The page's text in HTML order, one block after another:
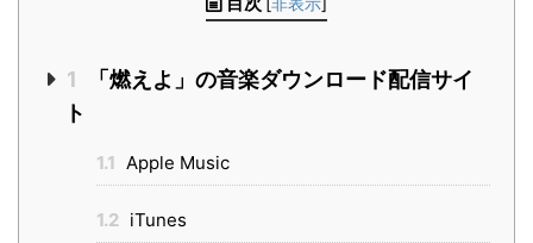
1
「燃えよ」の音楽ダウンロード配信サイ
ト
1.1 Apple Music
1.2 iTunes